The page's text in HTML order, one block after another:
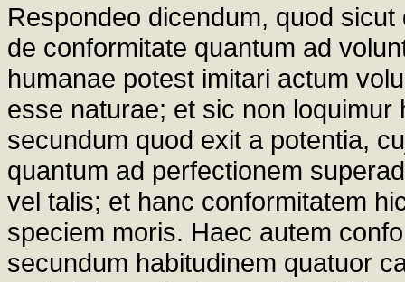
Respondeo dicendum, quod
de conformitate quantum ad
humanae potest imitari actum
esse naturae; et sic non
secundum quod exit a potentia,
quantum ad perfectionem
vel talis; et hanc conformitatem
speciem moris. Haec autem
secundum habitudinem quatuor